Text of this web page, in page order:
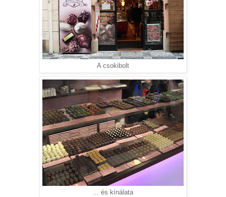
A csokibolt
... és kínálata